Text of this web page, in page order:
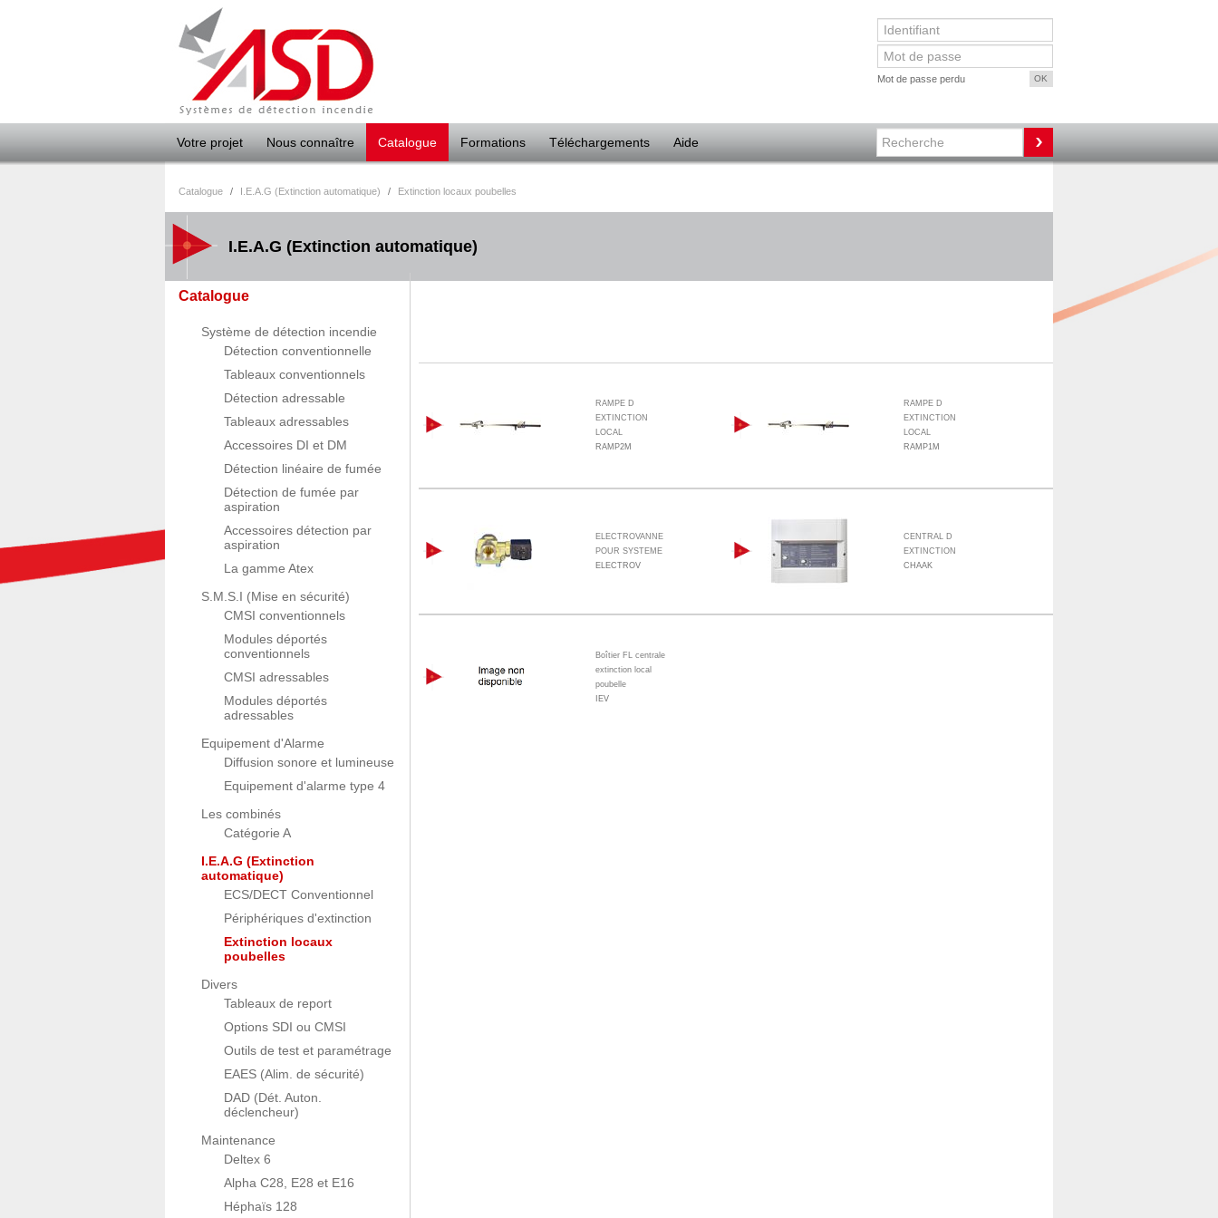
Mot de passe perdu
Votre projet Nous connaître Catalogue Formations Téléchargements Aide
Catalogue
Système de détection incendie
Détection conventionnelle
Tableaux conventionnels
Détection adressable
Tableaux adressables
Accessoires DI et DM
Détection linéaire de fumée
Détection de fumée par
aspiration
Accessoires détection par
aspiration
La gamme Atex
S.M.S.I (Mise en sécurité)
CMSI conventionnels
Modules déportés
conventionnels
CMSI adressables
Modules déportés
adressables
Equipement d'Alarme
Diffusion sonore et lumineuse
Equipement d'alarme type 4
Les combinés
Catégorie A
I.E.A.G (Extinction
automatique)
ECS/DECT Conventionnel
Périphériques d'extinction
Extinction locaux
poubelles
Divers
Tableaux de report
Options SDI ou CMSI
Outils de test et paramétrage
EAES (Alim. de sécurité)
DAD (Dét. Auton.
déclencheur)
Maintenance
Deltex 6
Alpha C28, E28 et E16
Héphaïs 128
Catalogue / I.E.A.G (Extinction automatique) / Extinction locaux poubelles
I.E.A.G (Extinction automatique)
RAMPE D
EXTINCTION
LOCAL
RAMP2M
RAMPE D
EXTINCTION
LOCAL
RAMP1M
ELECTROVANNE
POUR SYSTEME
ELECTROV
CENTRAL D
EXTINCTION
CHAAK
Boîtier FL centrale
extinction local
poubelle
IEV